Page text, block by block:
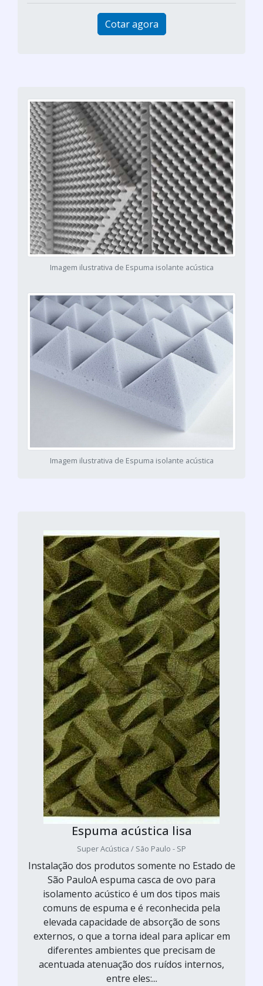
Cotar agora
Imagem ilustrativa de Espuma isolante acústica
Imagem ilustrativa de Espuma isolante acústica
Espuma acústica lisa
Super Acústica / São Paulo - SP
Instalação dos produtos somente no Estado de
São PauloA espuma casca de ovo para
isolamento acústico é um dos tipos mais
comuns de espuma e é reconhecida pela
elevada capacidade de absorção de sons
externos, o que a torna ideal para aplicar em
diferentes ambientes que precisam de
acentuada atenuação dos ruídos internos,
entre eles:...